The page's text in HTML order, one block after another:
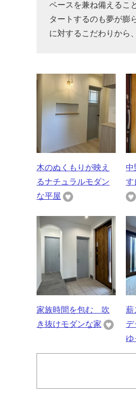
ペースを兼ね備えるこ
タートするのも夢が膨
に対するこだわりから
木のぬくもりが映え
るナチュラルモダン
な平屋
中
す
家族時間を包む 吹
き抜けモダンな家
薪
ゆ